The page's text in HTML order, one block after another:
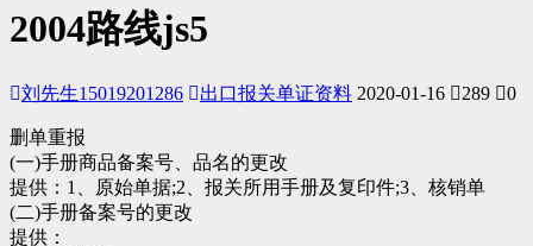
2004路线js5
刘先生15019201286 出口报关单证资料 2020-01-16 289 0
删单重报
(一)手册商品备案号、品名的更改
提供：1、原始单据;2、报关所用手册及复印件;3、核销单
(二)手册备案号的更改
提供：